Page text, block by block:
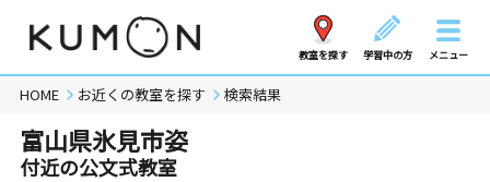
教室を探す 学習中の方 メニュー
HOME お近くの教室を探す 検索結果
富山県氷見市姿
付近の公文式教室